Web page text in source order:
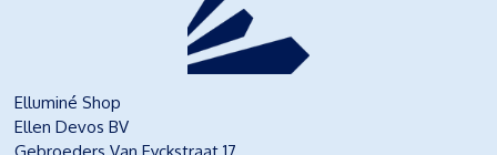
Elluminé Shop
Ellen Devos BV